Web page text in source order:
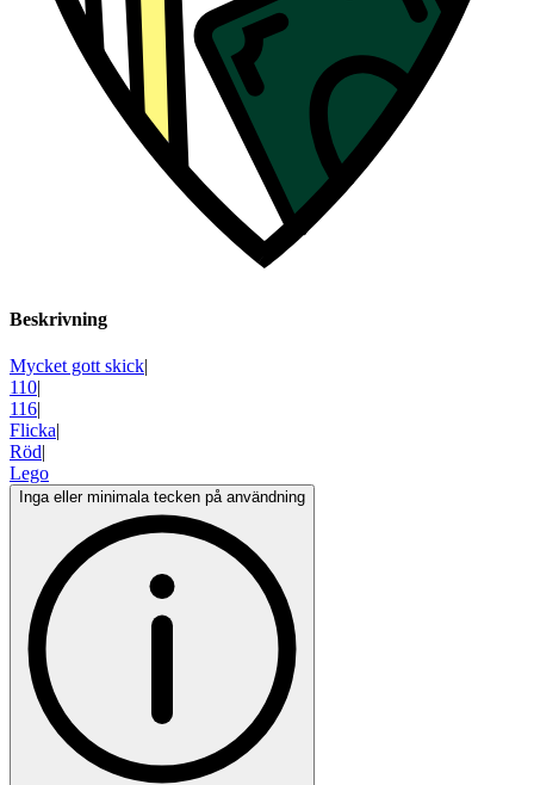
Beskrivning
Mycket gott skick|
110|
116|
Flicka|
Röd|
Lego
Inga eller minimala tecken på användning